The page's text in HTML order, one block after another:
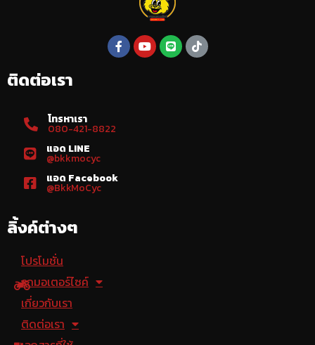
ติดต่อเรา
โทรหาเรา
080-421-8822
แอด LINE
@bkkmocyc
แอด Facebook
@BkkMoCyc
ลิ้งค์ต่างๆ
โปรโมชั่น
รถมอเตอร์ไซค์
เกี่ยวกับเรา
ติดต่อเรา